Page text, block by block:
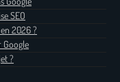
SEO
2026 ?
Google
?